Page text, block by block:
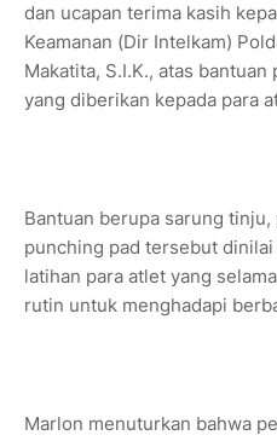
dan ucapan terima kasih
Keamanan (Dir Intelkam)
Makatita, S.I.K., atas
yang diberikan kepada para
Bantuan berupa sarung
punching pad tersebut
latihan para atlet yang
rutin untuk menghadapi
Marlon menuturkan bahwa